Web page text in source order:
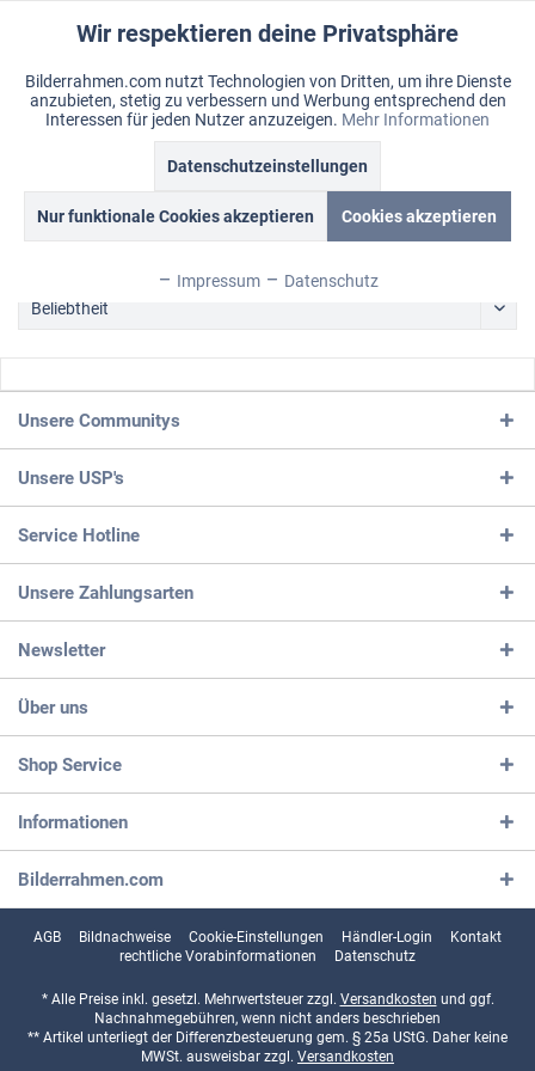
Warenkorb
Merkzettel Mein Konto
Menü
Produkte von Gründerkind GmbH
Unsere Communitys
Unsere USP's
Service Hotline
Unsere Zahlungsarten
Newsletter
Über uns
Shop Service
Informationen
Bilderrahmen.com
AGB Bildnachweise Cookie-Einstellungen Händler-Login
Kontakt
rechtliche Vorabinformationen
Datenschutz
* Alle Preise inkl. gesetzl. Mehrwertsteuer zzgl. Versandkosten und ggf.
Nachnahmegebühren, wenn nicht anders beschrieben
** Artikel unterliegt der Differenzbesteuerung gem. § 25a UStG. Daher keine
MWSt. ausweisbar zzgl. Versandkosten
Funktionale Aktiv
Marketing Inaktiv
Inaktiv
Wir respektieren deine Privatsphäre
Bilderrahmen.com nutzt Technologien von Dritten, um ihre Dienste
anzubieten, stetig zu verbessern und Werbung entsprechend den
Interessen für jeden Nutzer anzuzeigen. Mehr Informationen
Datenschutzeinstellungen
Nur funktionale Cookies akzeptieren Cookies akzeptieren
Impressum Datenschutz